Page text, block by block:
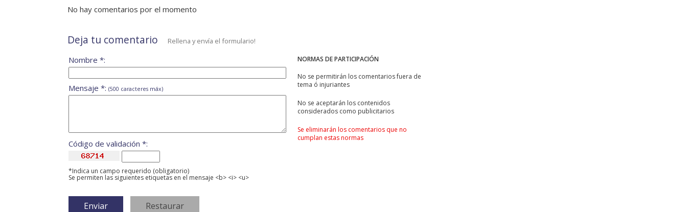
No hay comentarios por el momento
Deja tu comentario Rellena y envía el formulario!
NORMAS DE PARTICIPACIÓN
No se permitirán los comentarios fuera de
tema ó injuriantes
No se aceptarán los contenidos
considerados como publicitarios
Se eliminarán los comentarios que no
cumplan estas normas
Nombre *:
Mensaje *: (500 caracteres máx)
Código de validación *:
*Indica un campo requerido (obligatorio)
Se permiten las siguientes etiquetas en el mensaje <b> <i> <u>